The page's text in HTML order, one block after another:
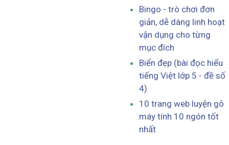
Bingo - trò chơi đơn
giản, dễ dàng linh hoạt
vận dụng cho từng
mục đích
Biển đẹp (bài đọc hiểu
tiếng Việt lớp 5 - đề số
4)
10 trang web luyện gõ
máy tính 10 ngón tốt
nhất